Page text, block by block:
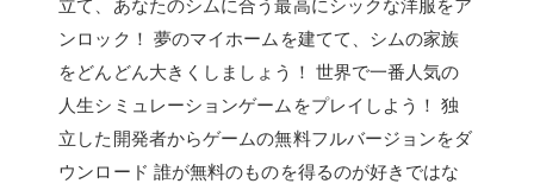
ンロック！ 夢のマイホームを建てて、シムの家族
をどんどん大きくしましょう！ 世界で一番人気の
人生シミュレーションゲームをプレイしよう！ 独
立した開発者からゲームの無料フルバージョンをダ
ウンロード 誰が無料のものを得るのが好きではな